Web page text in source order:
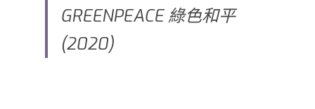
GREENPEACE 綠色和平
(2020)